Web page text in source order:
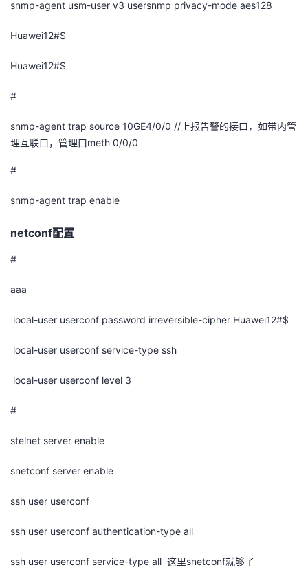
snmp-agent usm-user v3 usersnmp privacy-mode aes128
Huawei12#$
Huawei12#$
#
snmp-agent trap source 10GE4/0/0 // 上报告警的接口，如带内管
理互联口，管理口meth 0/0/0
#
snmp-agent trap enable
netconf配置
#
aaa
local-user userconf password irreversible-cipher Huawei12#$
local-user userconf service-type ssh
local-user userconf level 3
#
stelnet server enable
snetconf server enable
ssh user userconf
ssh user userconf authentication-type all
ssh user userconf service-type all 这里snetconf就够了